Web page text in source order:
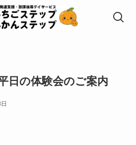
日の体験会のご案内